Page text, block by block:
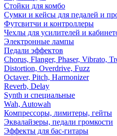
Стойки для комбо
Сумки и кейсы для педалей и
Футсвитчи и контроллеры
Чехлы для усилителей и
Электронные лампы
Педали эффектов
Chorus, Flanger, Phaser, Vibrato,
Distortion, Overdrive, Fuzz
Octaver, Pitch, Harmonizer
Reverb, Delay
Synth и специальные
Wah, Autowah
Компрессоры, лимитеры, гейты
Эквалайзеры, педали громкости
Эффекты для бас-гитары